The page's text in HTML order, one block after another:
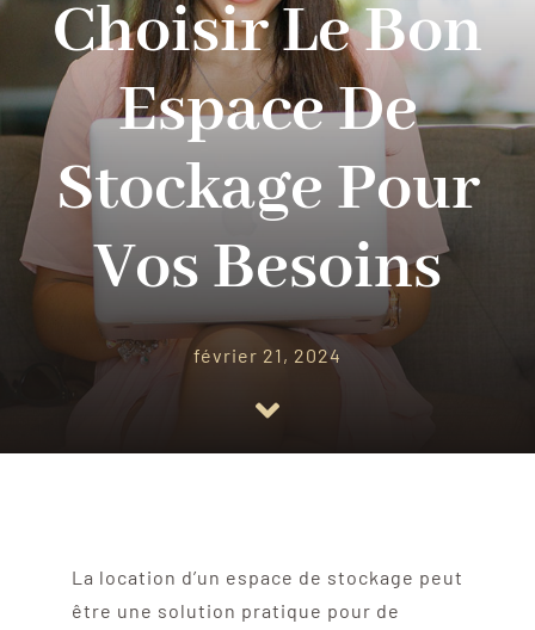
Contact
Choisir Le Bon
Espace De
Stockage Pour
Vos Besoins
février 21, 2024
La location d’un espace de stockage peut
être une solution pratique pour de